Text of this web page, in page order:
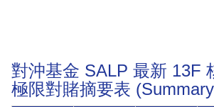
對沖基金 SALP 最新 13F
極限對賭摘要表